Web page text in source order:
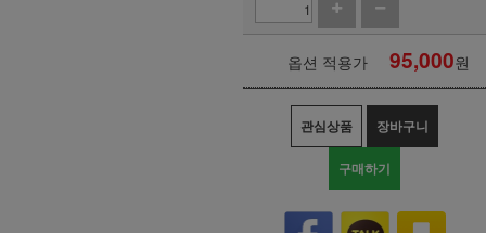
옵션 적용가 95,000원
관심상품 장바구니
구매하기